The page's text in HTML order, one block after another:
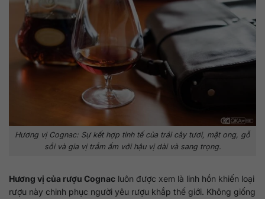
Hương vị Cognac: Sự kết hợp tinh tế của trái cây tươi, mật ong, gỗ
sồi và gia vị trầm ấm với hậu vị dài và sang trọng.
Hương vị của rượu Cognac luôn được xem là linh hồn khiến loại
rượu này chinh phục người yêu rượu khắp thế giới. Không giống